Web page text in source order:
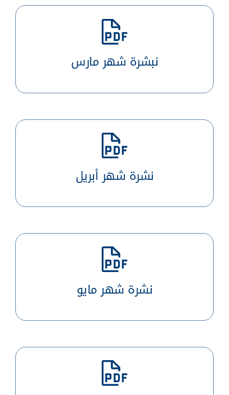
نبشرة شهر مارس
نشرة شهر أبريل
نشرة شهر مايو